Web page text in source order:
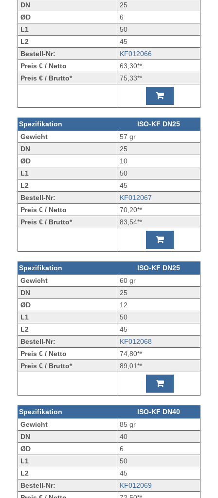
DN
25
ØD
6
L1
50
L2
45
Bestell-Nr:
KF012066
Preis € / Netto
63,30**
Preis € / Brutto*
75,33**
Spezifikation
ISO-KF DN25
Gewicht
57 gr
DN
25
ØD
10
L1
50
L2
45
Bestell-Nr:
KF012067
Preis € / Netto
70,20**
Preis € / Brutto*
83,54**
Spezifikation
ISO-KF DN25
Gewicht
60 gr
DN
25
ØD
12
L1
50
L2
45
Bestell-Nr:
KF012068
Preis € / Netto
74,80**
Preis € / Brutto*
89,01**
Spezifikation
ISO-KF DN40
Gewicht
85 gr
DN
40
ØD
6
L1
50
L2
45
Bestell-Nr:
KF012069